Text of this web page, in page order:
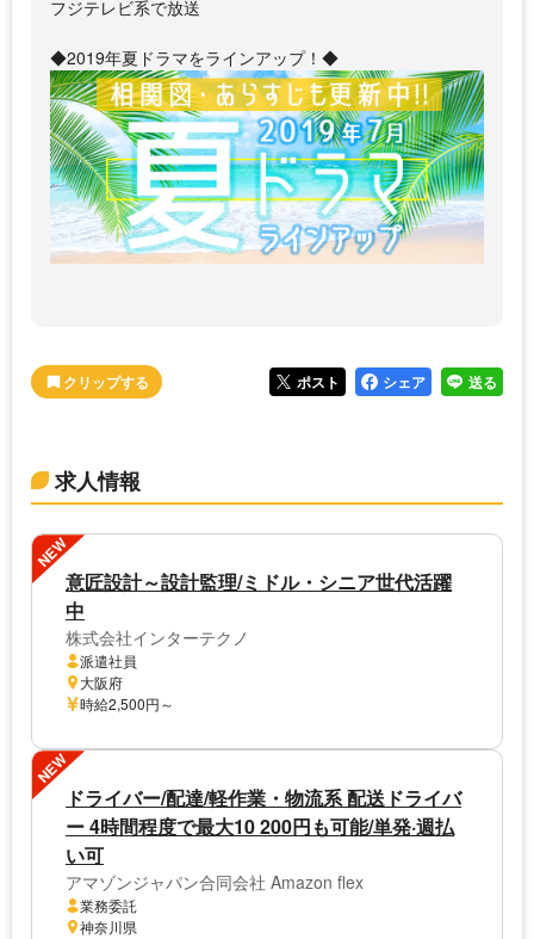
フジテレビ系で放送
◆2019年夏ドラマをラインアップ！◆
ポスト シェア 送る
求人情報
NEW
意匠設計～設計監理/ミドル・シニア世代活躍
中
株式会社インターテクノ
派遣社員
大阪府
時給2,500円～
NEW
ドライバー/配達/軽作業・物流系 配送ドライバ
ー 4時間程度で最大10 200円も可能/単発·週払
い可
アマゾンジャパン合同会社 Amazon flex
業務委託
神奈川県